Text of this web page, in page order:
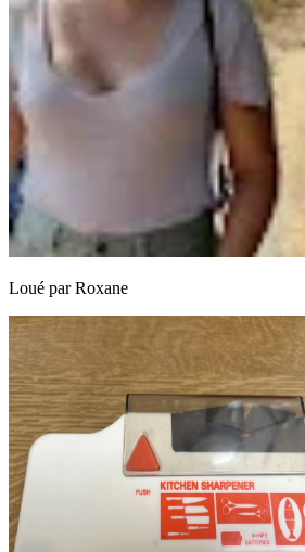
Loué parRoxane